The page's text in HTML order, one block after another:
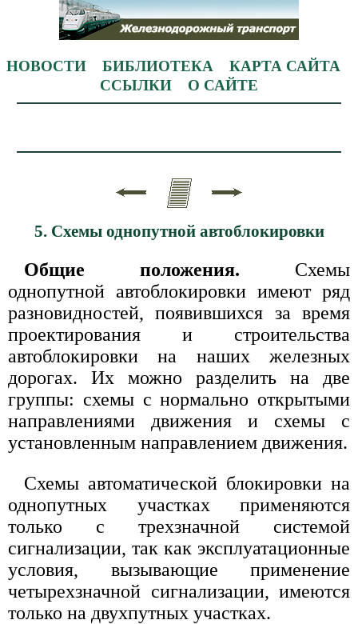
НОВОСТИ БИБЛИОТЕКА
КАРТА САЙТА
ССЫЛКИ
О САЙТЕ
5. Схемы однопутной автоблокировки
Общие положения. Схемы
однопутной автоблокировки имеют ряд
разновидностей, появившихся за время
проектирования и строительства
автоблокировки на наших железных
дорогах. Их можно разделить на две
группы: схемы с нормально открытыми
направлениями движения и схемы с
установленным направлением движения.
Схемы автоматической блокировки на
однопутных участках применяются
только с трехзначной системой
сигнализации, так как эксплуатационные
условия, вызывающие применение
четырехзначной сигнализации, имеются
только на двухпутных участках.